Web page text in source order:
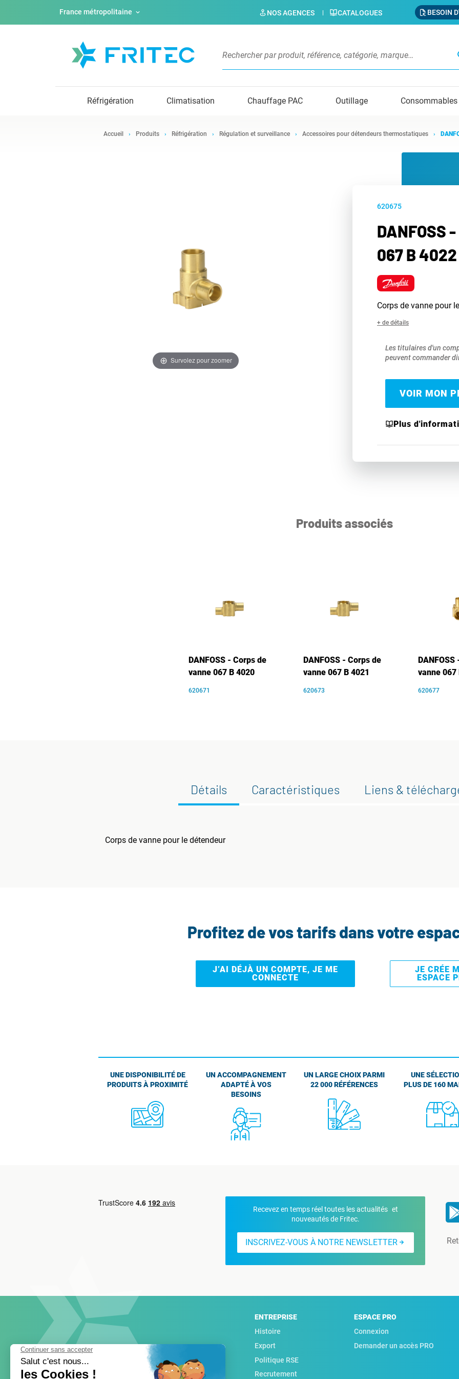
France métropolitaine NOS AGENCES CATALOGUES BESOIN
Réfrigération Climatisation Chauffage PAC Outillage Consommables
Accueil Produits Réfrigération Régulation et surveillance Accessoires pour détendeurs thermostatiques
Survolez pour zoomer
620675
DANFOSS -
067 B 4022
Corps de vanne pour
+ de détails
Les titulaires d'un
peuvent commander
VOIR MON
Plus
Produits associés
DANFOSS - Corps de
vanne 067 B 4020
620671
DANFOSS - Corps de
vanne 067 B 4021
620673
vanne 067
620677
Détails Caractéristiques Liens &
Corps de vanne pour le détendeur
Profitez de vos tarifs dans votre
J’AI DÉJÀ UN COMPTE, JE ME
CONNECTE
JE CRÉE
ESPACE
UNE DISPONIBILITÉ DE
PRODUITS À PROXIMITÉ
UN ACCOMPAGNEMENT
ADAPTÉ À VOS
BESOINS
UN LARGE CHOIX PARMI
22 000 RÉFÉRENCES
UNE
PLUS DE 160
Recevez en temps réel toutes les actualités et
nouveautés de Fritec.
INSCRIVEZ-VOUS À NOTRE NEWSLETTER
ENTREPRISE
Histoire
Export
Politique RSE
Recrutement
ESPACE PRO
Connexion
Demander un accès PRO